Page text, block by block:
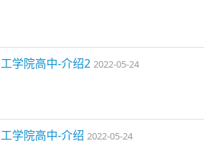
工学院高中-介绍2 2022-05-24
工学院高中-介绍 2022-05-24